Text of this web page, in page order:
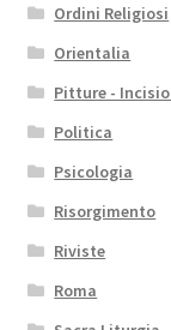
Ordini Religiosi
Orientalia
Pitture -
Politica
Psicologia
Risorgimento
Riviste
Roma